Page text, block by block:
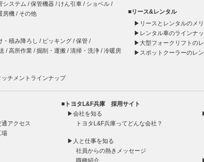
システム /保管機器 / けん引車 / ショベル /
房機 / その他
・積み降ろし / ピッキング /保管 /
/高所作業 /掘削・運搬 /清掃・洗浄 /冷暖房
ッチメント ラインナップ
■リース&レンタル
▶ リースとレンタルのメ
▶ レンタル車のラインナ
▶ 大型フォークリフトの
▶ スポットクーラーのレ
アクセス
場
■トヨタL&F兵庫 採用サイト
▶会社を知る
トヨタL&F兵庫ってどんな会社？
▶人と仕事を知る
社員からの熱きメッセージ
職種紹介